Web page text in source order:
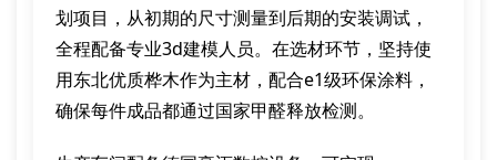
划项目，从初期的尺寸测量到后期的安装调试，
全程配备专业3d建模人员。在选材环节，坚持使
用东北优质桦木作为主材，配合e1级环保涂料，
确保每件成品都通过国家甲醛释放检测。